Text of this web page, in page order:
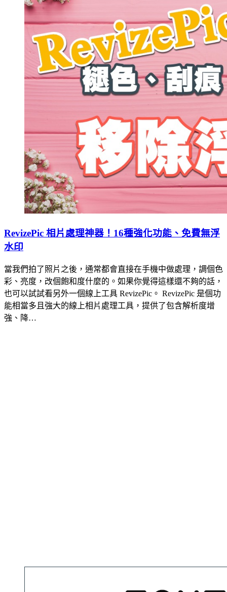
RevizePic 相片處理神器！16種強化功能、免費無浮
水印
當我們拍了照片之後，通常都會直接在手機中做處理，調個色
彩、亮度，改個飽和度什麼的。如果你覺得這樣還不夠的話，
也可以試試看另外一個線上工具 RevizePic。 RevizePic 是個功
能相當多且強大的線上相片處理工具，提供了包含解析度增
強、降…